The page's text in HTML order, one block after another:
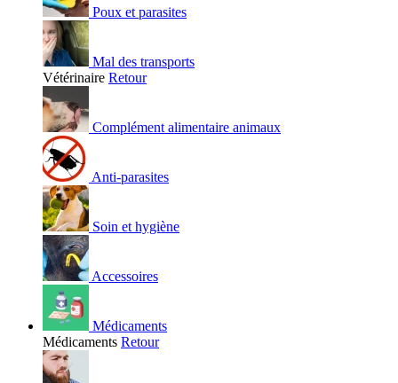
Poux et parasites
Mal des transports
Vétérinaire Retour
Complément alimentaire animaux
Anti-parasites
Soin et hygiène
Accessoires
Médicaments
Médicaments Retour